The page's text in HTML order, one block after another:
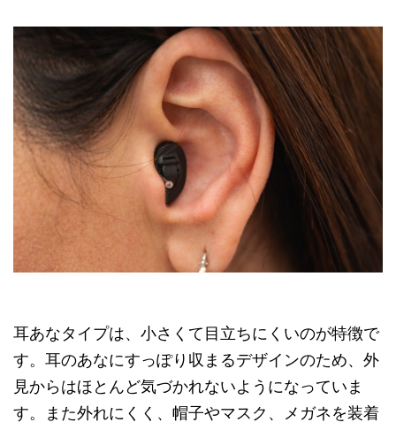
耳あなタイプは、小さくて目立ちにくいのが特徴で
す。耳のあなにすっぽり収まるデザインのため、外
見からはほとんど気づかれないようになっていま
す。また外れにくく、帽子やマスク、メガネを装着